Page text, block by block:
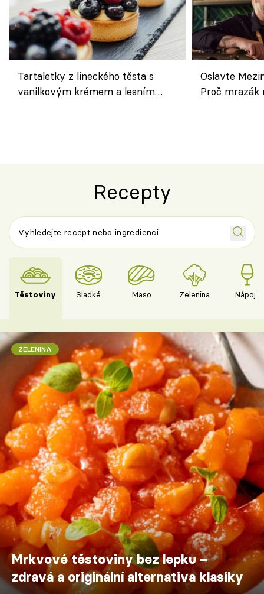
Tartaletky z lineckého těsta s
vanilkovým krémem a lesním
Oslavte
Proč
Recepty
Těstoviny Sladké Maso Zelenina Nápoje
ZELENINA
Mrkvové těstoviny bez lepku –
zdravá a originální alternativa klasiky